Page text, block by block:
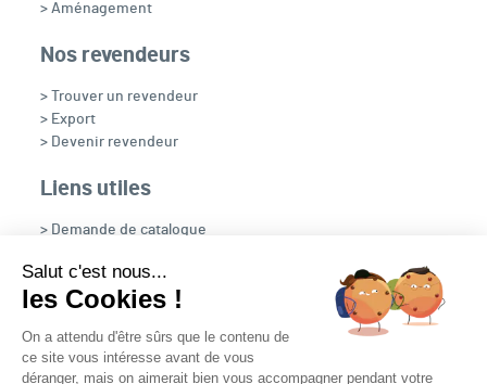
> Aménagement
Nos revendeurs
> Trouver un revendeur
> Export
> Devenir revendeur
Liens utiles
> Demande de catalogue
> OpenFire
Salut c'est nous...
les Cookies !
On a attendu d'être sûrs que le contenu de
ce site vous intéresse avant de vous
déranger, mais on aimerait bien vous accompagner pendant votre